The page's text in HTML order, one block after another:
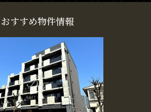
おすすめ物件情報